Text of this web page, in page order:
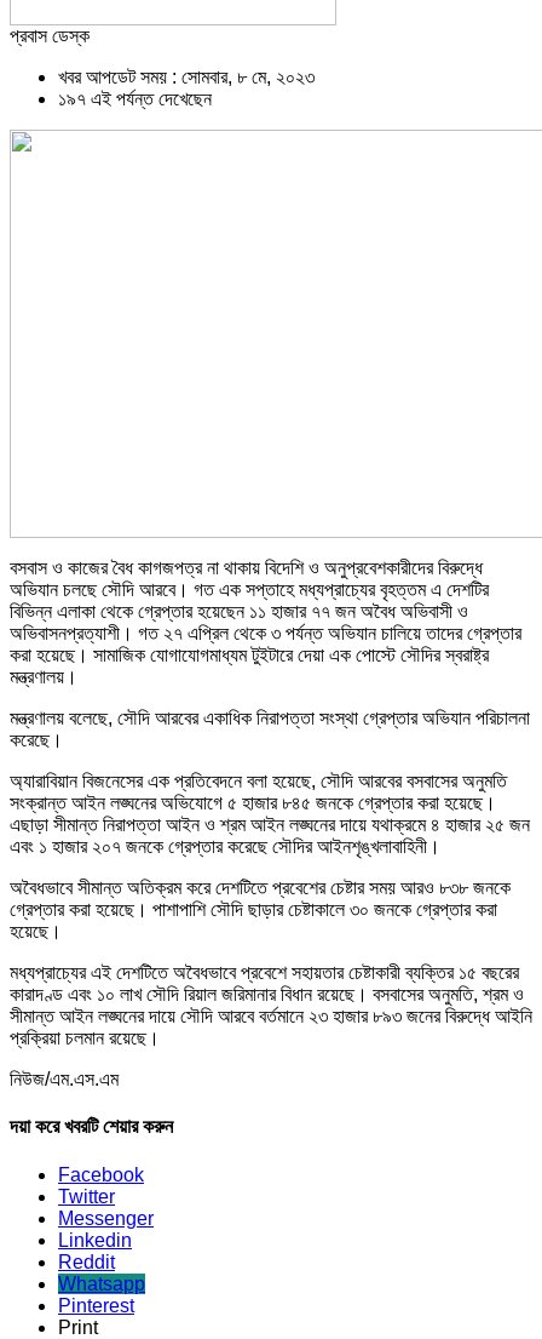
প্রবাস ডেস্ক
খবর আপডেট সময় : সোমবার, ৮ মে, ২০২৩
১৯৭ এই পর্যন্ত দেখেছেন
বসবাস ও কাজের বৈধ কাগজপত্র না থাকায় বিদেশি ও অনুপ্রবেশকারীদের বিরুদ্ধে
অভিযান চলছে সৌদি আরবে। গত এক সপ্তাহে মধ্যপ্রাচ্যের বৃহত্তম এ দেশটির
বিভিন্ন এলাকা থেকে গ্রেপ্তার হয়েছেন ১১ হাজার ৭৭ জন অবৈধ অভিবাসী ও
অভিবাসনপ্রত্যাশী। গত ২৭ এপ্রিল থেকে ৩ পর্যন্ত অভিযান চালিয়ে তাদের গ্রেপ্তার
করা হয়েছে। সামাজিক যোগাযোগমাধ্যম টুইটারে দেয়া এক পোস্টে সৌদির স্বরাষ্ট্র
মন্ত্রণালয়।
মন্ত্রণালয় বলেছে, সৌদি আরবের একাধিক নিরাপত্তা সংস্থা গ্রেপ্তার অভিযান পরিচালনা
করেছে।
অ্যারাবিয়ান বিজনেসের এক প্রতিবেদনে বলা হয়েছে, সৌদি আরবের বসবাসের অনুমতি
সংক্রান্ত আইন লঙ্ঘনের অভিযোগে ৫ হাজার ৮৪৫ জনকে গ্রেপ্তার করা হয়েছে।
এছাড়া সীমান্ত নিরাপত্তা আইন ও শ্রম আইন লঙ্ঘনের দায়ে যথাক্রমে ৪ হাজার ২৫ জন
এবং ১ হাজার ২০৭ জনকে গ্রেপ্তার করেছে সৌদির আইনশৃঙ্খলাবাহিনী।
অবৈধভাবে সীমান্ত অতিক্রম করে দেশটিতে প্রবেশের চেষ্টার সময় আরও ৮৩৮ জনকে
গ্রেপ্তার করা হয়েছে। পাশাপাশি সৌদি ছাড়ার চেষ্টাকালে ৩০ জনকে গ্রেপ্তার করা
হয়েছে।
মধ্যপ্রাচ্যের এই দেশটিতে অবৈধভাবে প্রবেশে সহায়তার চেষ্টাকারী ব্যক্তির ১৫ বছরের
কারাদণ্ড এবং ১০ লাখ সৌদি রিয়াল জরিমানার বিধান রয়েছে। বসবাসের অনুমতি, শ্রম ও
সীমান্ত আইন লঙ্ঘনের দায়ে সৌদি আরবে বর্তমানে ২৩ হাজার ৮৯৩ জনের বিরুদ্ধে আইনি
প্রক্রিয়া চলমান রয়েছে।
নিউজ/এম.এস.এম
দয়া করে খবরটি শেয়ার করুন
Facebook
Twitter
Messenger
Linkedin
Reddit
Whatsapp
Pinterest
Print